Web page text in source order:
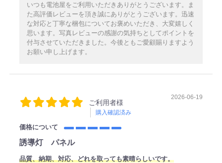
いつも電池屋をご利用いただきありがとうございます。ま
た高評価レビューを頂き誠にありがとうございます。迅速
な対応と丁寧な梱包についてお褒めいただき、大変嬉しく
思います。写真レビューの感謝の気持ちとしてポイントを
付与させていただきました。今後ともご愛顧賜りますよう
お願い申し上げます。
ご利用者様
購入確認済み
2026-06-19
価格について
誘導灯 パネル
品質、納期、対応、どれを取っても素晴らしいです。